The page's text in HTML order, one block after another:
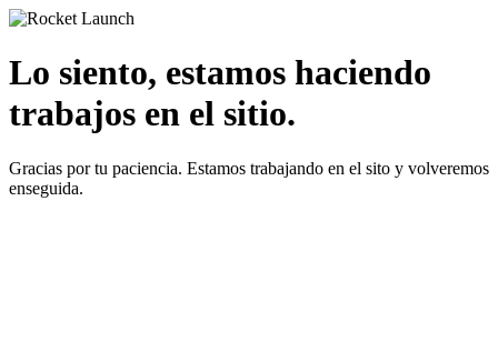
Lo siento, estamos haciendo
trabajos en el sitio.
Gracias por tu paciencia. Estamos trabajando en el sito y volveremos
enseguida.